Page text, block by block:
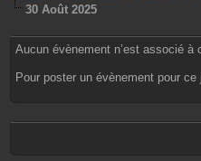
30 Août 2025
Aucun évènement n’est associé à
Pour poster un évènement pour ce